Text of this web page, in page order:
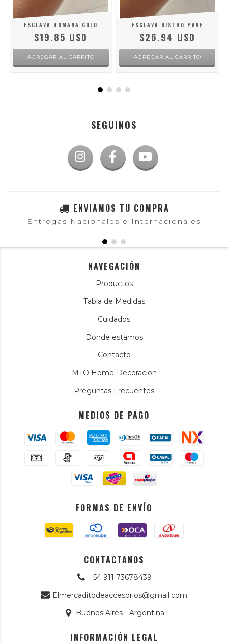
ESCLAVA ROMANA GOLD
$19.85 USD
ESCLAVA BISTRO PAVE
$26.94 USD
SEGUINOS
ENVIAMOS TU COMPRA
Entregas Nacionales e Internacionales
NAVEGACIÓN
Productos
Tabla de Medidas
Cuidados
Donde estamos
Contacto
MTO Home-Decoración
Preguntas Frecuentes
MEDIOS DE PAGO
FORMAS DE ENVÍO
CONTACTANOS
+54 911 73678439
Elmercaditodeaccesorios@gmail.com
Buenos Aires - Argentina
INFORMACIÓN LEGAL